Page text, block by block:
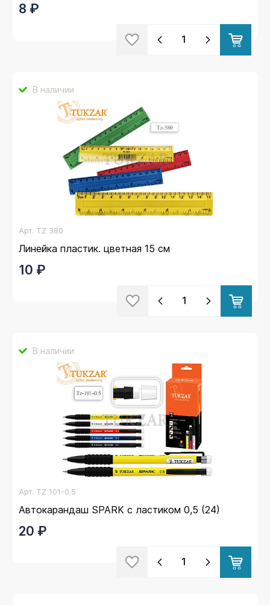
8 ₽
В наличии
Арт. TZ 380
Линейка пластик. цветная 15 см
10 ₽
В наличии
Арт. TZ 101-0.5
Автокарандаш SPARK с ластиком 0,5 (24)
20 ₽